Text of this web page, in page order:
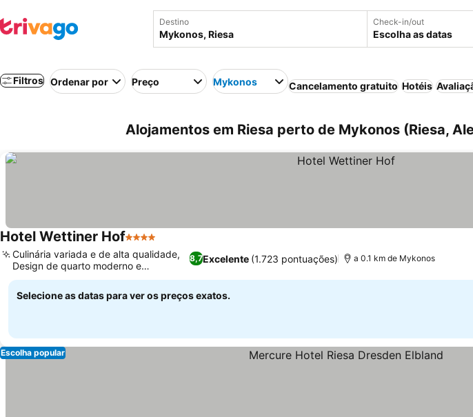
Destino Check-in/out
Escolha as datas
Filtros Ordenar por Preço Mykonos Cancelamento gratuito Hotéis
Alojamentos em Riesa perto de Mykonos (Riesa,
Hotel Wettiner Hof4 Estrelas
8,7Excelente (1.723 pontuações)
Culinária variada e de alta qualidade,
Design de quarto moderno e
aconchegante
a 0.1 km de Mykonos
Selecione as datas para ver os preços exatos.
Escolha popular